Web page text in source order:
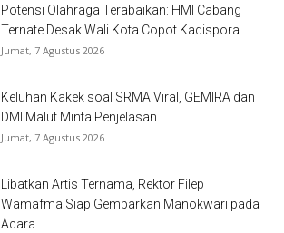
Potensi Olahraga Terabaikan: HMI Cabang
Ternate Desak Wali Kota Copot Kadispora
Jumat, 7 Agustus 2026
Keluhan Kakek soal SRMA Viral, GEMIRA dan
DMI Malut Minta Penjelasan...
Jumat, 7 Agustus 2026
Libatkan Artis Ternama, Rektor Filep
Wamafma Siap Gemparkan Manokwari pada
Acara...